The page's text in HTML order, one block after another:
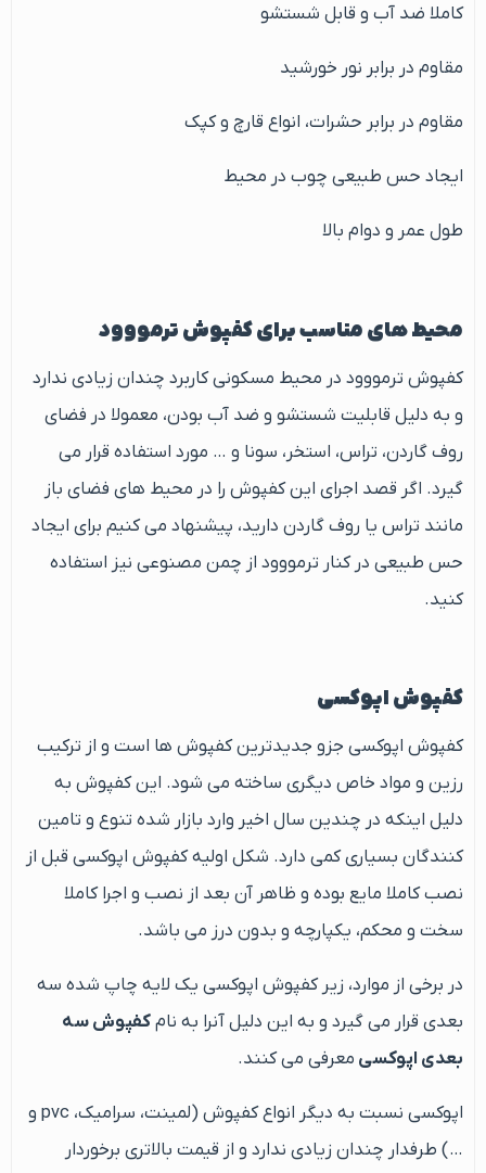
کاملا ضد آب و قابل شستشو
مقاوم در برابر نور خورشید
مقاوم در برابر حشرات، انواع قارچ و کپک
ایجاد حس طبیعی چوب در محیط
طول عمر و دوام بالا
محیط های مناسب برای کفپوش ترمووود
کفپوش ترمووود در محیط مسکونی کاربرد چندان زیادی ندارد
و به دلیل قابلیت شستشو و ضد آب بودن، معمولا در فضای
روف گاردن، تراس، استخر، سونا و … مورد استفاده قرار می
گیرد. اگر قصد اجرای این کفپوش را در محیط های فضای باز
مانند تراس یا روف گاردن دارید، پیشنهاد می کنیم برای ایجاد
حس طبیعی در کنار ترمووود از چمن مصنوعی نیز استفاده
کنید.
کفپوش اپوکسی
کفپوش اپوکسی جزو جدیدترین کفپوش ها است و از ترکیب
رزین و مواد خاص دیگری ساخته می شود. این کفپوش به
دلیل اینکه در چندین سال اخیر وارد بازار شده تنوع و تامین
کنندگان بسیاری کمی دارد. شکل اولیه کفپوش اپوکسی قبل از
نصب کاملا مایع بوده و ظاهر آن بعد از نصب و اجرا کاملا
سخت و محکم، یکپارچه و بدون درز می باشد.
در برخی از موارد، زیر کفپوش اپوکسی یک لایه چاپ شده سه
بعدی قرار می گیرد و به این دلیل آنرا به نامکفپوش سه
بعدی اپوکسی معرفی می کنند.
اپوکسی نسبت به دیگر انواع کفپوش (لمینت، سرامیک، pvc و
…) طرفدار چندان زیادی ندارد و از قیمت بالاتری برخوردار